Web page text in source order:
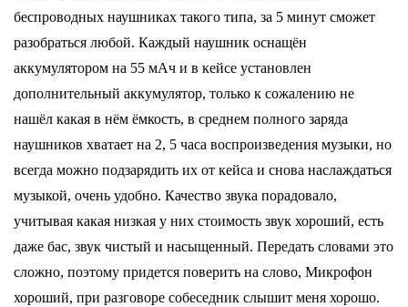
беспроводных наушниках такого типа, за 5 минут сможет
разобраться любой. Каждый наушник оснащён
аккумулятором на 55 мАч и в кейсе установлен
дополнительный аккумулятор, только к сожалению не
нашёл какая в нём ёмкость, в среднем полного заряда
наушников хватает на 2, 5 часа воспроизведения музыки, но
всегда можно подзарядить их от кейса и снова наслаждаться
музыкой, очень удобно. Качество звука порадовало,
учитывая какая низкая у них стоимость звук хороший, есть
даже бас, звук чистый и насыщенный. Передать словами это
сложно, поэтому придется поверить на слово, Микрофон
хороший, при разговоре собеседник слышит меня хорошо.